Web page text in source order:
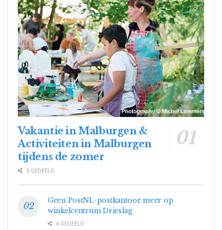
Vakantie in Malburgen &
Activiteiten in Malburgen
tijdens de zomer
5 GEDEELD
Geen PostNL-postkantoor meer op
winkelcentrum Drieslag
6 GEDEELD